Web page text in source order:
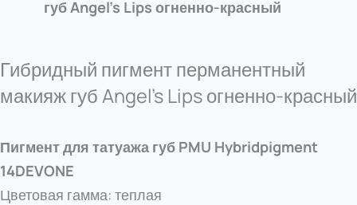
губ Angel’s Lips огненно-красный
Гибридный пигмент перманентный
макияж губ Angel’s Lips огненно-красный
Пигмент для татуажа губ PMU Hybridpigment
14DEVONE
Цветовая гамма: теплая